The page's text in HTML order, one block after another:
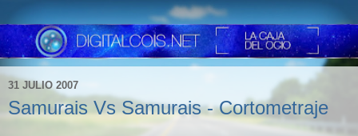
31 JULIO 2007
Samurais Vs Samurais - Cortometraje